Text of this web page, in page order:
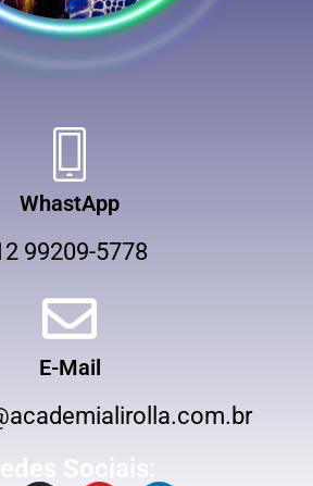
WhastApp
99209-5778
E-Mail
Sociais: